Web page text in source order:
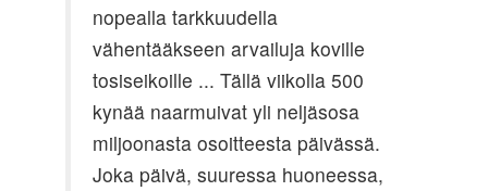
nopealla tarkkuudella
vähentääkseen arvailuja koville
tosiseikoille ... Tällä viikolla 500
kynää naarmuivat yli neljäsosa
miljoonasta osoitteesta päivässä.
Joka päivä, suuressa huoneessa,